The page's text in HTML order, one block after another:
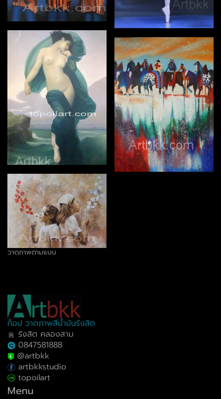
วาดภาพตามแบบ
ท็อป วาดภาพสีน้ำมันรังสิต
รังสิต คลองสาม
0847581888
@artbkk
artbkkstudio
topoilart
Menu